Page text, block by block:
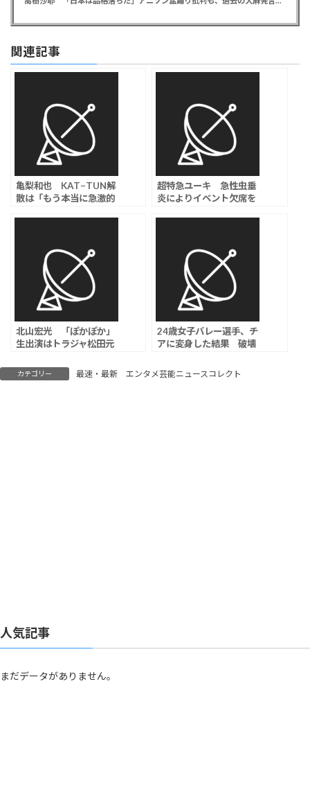
関連記事
亀梨和也 KAT−TUN解
散は「もう本当に急激的
超特急ユーキ 急性虫垂
炎によりイベント欠席を
北山宏光 「ぽかぽか」
生出演はトラジャ松田元
太のおかげで来れた」
24歳女子バレー選手、チ
アに変身した結果 破壊
カテゴリー 最速・最新 エンタメ芸能ニュースコレクト
人気記事
まだデータがありません。